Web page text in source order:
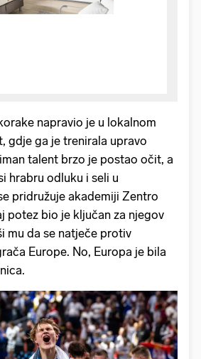
napravio je u lokalnom
gdje ga je trenirala upravo
talent brzo je postao očit, a
hrabru odluku i seli u
pridružuje akademiji Zentro
potez bio je ključan za njegov
mu da se natječe protiv
Europe. No, Europa je bila